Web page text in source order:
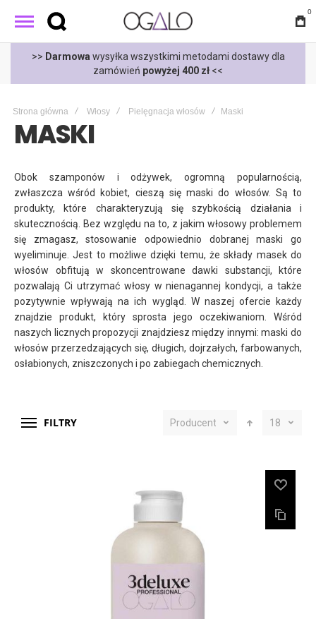
0
>> Darmowa wysyłka wszystkimi metodami dostawy dla
zamówień powyżej 400 zł <<
Strona główna Włosy Pielęgnacja włosów Maski
MASKI
Obok szamponów i odżywek, ogromną popularnością,
zwłaszcza wśród kobiet, cieszą się maski do włosów. Są to
produkty, które charakteryzują się szybkością działania i
skutecznością. Bez względu na to, z jakim włosowy problemem
się zmagasz, stosowanie odpowiednio dobranej maski go
wyeliminuje. Jest to możliwe dzięki temu, że składy masek do
włosów obfitują w skoncentrowane dawki substancji, które
pozwalają Ci utrzymać włosy w nienagannej kondycji, a także
pozytywnie wpływają na ich wygląd. W naszej ofercie każdy
znajdzie produkt, który sprosta jego oczekiwaniom. Wśród
naszych licznych propozycji znajdziesz między innymi: maski do
włosów przerzedzających się, długich, dojrzałych, farbowanych,
osłabionych, zniszczonych i po zabiegach chemicznych.
FILTRY Producent 18